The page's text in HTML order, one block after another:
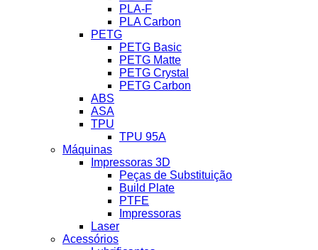
PLA-F
PLA Carbon
PETG
PETG Basic
PETG Matte
PETG Crystal
PETG Carbon
ABS
ASA
TPU
TPU 95A
Máquinas
Impressoras 3D
Peças de Substituição
Build Plate
PTFE
Impressoras
Laser
Acessórios